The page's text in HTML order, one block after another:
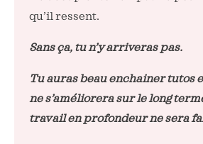
qu’il ressent.
Sans ça, tu n’y arriveras pas.
Tu auras beau enchainer tutos
ne s’améliorera sur le long
travail en profondeur ne sera